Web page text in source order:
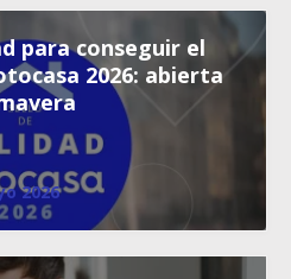
para conseguir el
2026: abierta
2026